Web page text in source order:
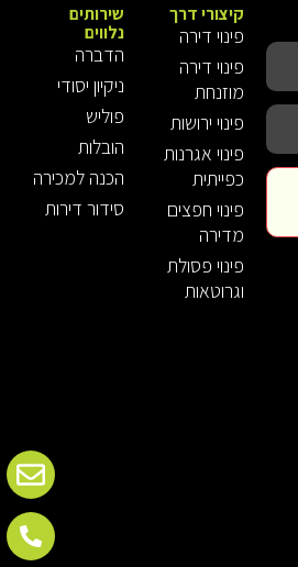
קיצורי דרך
פינוי דירה
פינוי דירה
מוזנחת
פינוי ירושות
פינוי אגרנות
כפייתית
פינוי חפצים
מדירה
פינוי פסולת
וגרוטאות
שירותים
נלווים
הדברה
ניקיון יסודי
פוליש
הובלות
הכנה למכירה
סידור דירות